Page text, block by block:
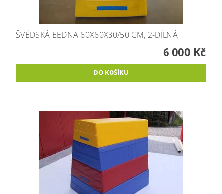
ŠVÉDSKÁ BEDNA 60X60X30/50 CM, 2-DÍLNÁ
6 000 Kč